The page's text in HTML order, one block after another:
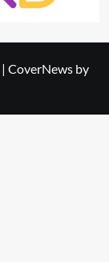
| CoverNews by